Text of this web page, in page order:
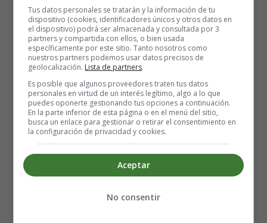
mover más oxígeno a través del cuerpo en caso de que se
necesite escapar. Esto puede hacerte sentir como si no
estuvieras recibiendo suficiente aire, lo que podría
desencadenar enmás ansiedad o pánico.
Estar en modo de lucha o huida constante, lo que puede
suceder con la ansiedad crónica, puede tener efectos
negativos y graves en tu cuerpo.
rápidamente del peligro, pero los músculos que están
constantemente tensos pueden provocar dolor, dolores de
cabeza por tensión y migrañas.
Tus datos personales se tratarán y la información de tu
dispositivo (cookies, identificadores únicos y otros datos en
el dispositivo) podrá ser almacenada y consultada por 3
partners y compartida con ellos, o bien usada
específicamente por este sitio. Tanto nosotros como
nuestros partners podemos usar datos precisos de
geolocalización. Lista de partners.
Es posible que algunos proveedores traten tus datos
personales en virtud de un interés legítimo, algo a lo que
puedes oponerte gestionando tus opciones a continuación.
En la parte inferior de esta página o en el menú del sitio,
busca un enlace para gestionar o retirar el consentimiento en
la configuración de privacidad y cookies.
Aceptar
No consentir